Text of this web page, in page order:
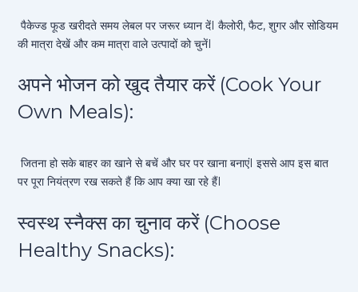
पैकेज्ड फूड खरीदते समय लेबल पर जरूर ध्यान देंI कैलोरी, फैट, शुगर और सोडियम
की मात्रा देखें और कम मात्रा वाले उत्पादों को चुनेंI
अपने भोजन को खुद तैयार करें (Cook Your
Own Meals):
जितना हो सके बाहर का खाने से बचें और घर पर खाना बनाएंI इससे आप इस बात
पर पूरा नियंत्रण रख सकते हैं कि आप क्या खा रहे हैंI
स्वस्थ स्नैक्स का चुनाव करें (Choose
Healthy Snacks):